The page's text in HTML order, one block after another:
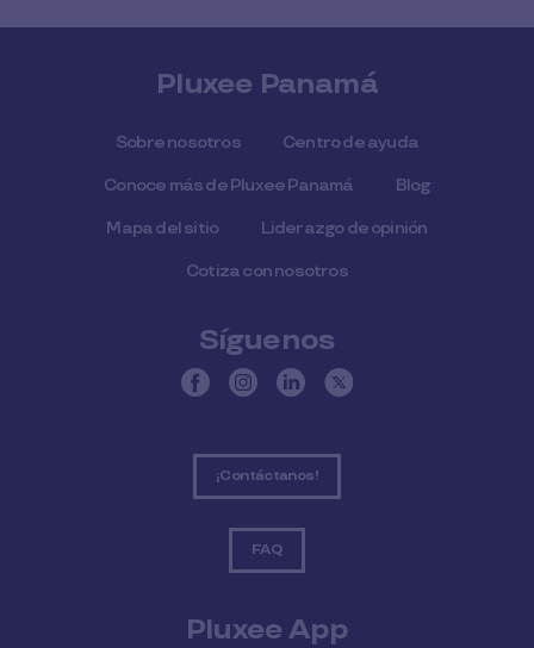
Pluxee Panamá
Sobre nosotros Centro de ayuda
Conoce más de Pluxee Panamá Blog
Mapa del sitio Liderazgo de opinión
Cotiza con nosotros
Síguenos
¡Contáctanos!
FAQ
Pluxee App